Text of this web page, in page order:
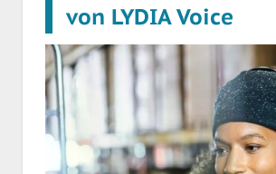
von LYDIA Voice